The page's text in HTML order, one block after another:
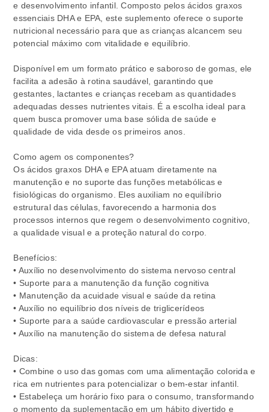
e desenvolvimento infantil. Composto pelos ácidos graxos
essenciais DHA e EPA, este suplemento oferece o suporte
nutricional necessário para que as crianças alcancem seu
potencial máximo com vitalidade e equilíbrio.
Disponível em um formato prático e saboroso de gomas, ele
facilita a adesão à rotina saudável, garantindo que
gestantes, lactantes e crianças recebam as quantidades
adequadas desses nutrientes vitais. É a escolha ideal para
quem busca promover uma base sólida de saúde e
qualidade de vida desde os primeiros anos.
Como agem os componentes?
Os ácidos graxos DHA e EPA atuam diretamente na
manutenção e no suporte das funções metabólicas e
fisiológicas do organismo. Eles auxiliam no equilíbrio
estrutural das células, favorecendo a harmonia dos
processos internos que regem o desenvolvimento cognitivo,
a qualidade visual e a proteção natural do corpo.
Benefícios:
• Auxílio no desenvolvimento do sistema nervoso central
• Suporte para a manutenção da função cognitiva
• Manutenção da acuidade visual e saúde da retina
• Auxílio no equilíbrio dos níveis de triglicerídeos
• Suporte para a saúde cardiovascular e pressão arterial
• Auxílio na manutenção do sistema de defesa natural
Dicas:
• Combine o uso das gomas com uma alimentação colorida e
rica em nutrientes para potencializar o bem-estar infantil.
• Estabeleça um horário fixo para o consumo, transformando
o momento da suplementação em um hábito divertido e